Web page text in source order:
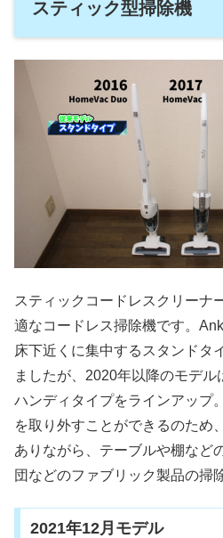
スティック型掃除機
スティックコードレスクリーナ
適なコードレス掃除機です。
床下近くに集中するスタンドタ
ましたが、2020年以降のモデル
ハンディタイプをラインアップ
を取り外すことができるのため
ありながら、テーブルや棚など
団などのファブリック製品の掃
2021年12月モデル